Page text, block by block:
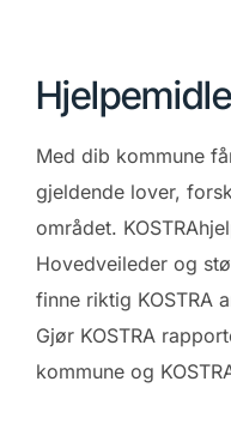
Med dib kommune
gjeldende lover,
området.
Hovedveileder og
finne riktig KOSTRA
Gjør KOSTRA
kommune og